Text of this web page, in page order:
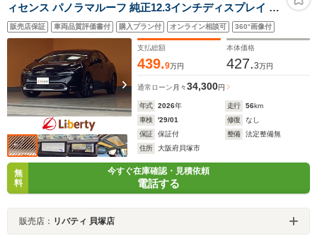
ィセンス パノラマルーフ 純正12.3インチディスプレイ パ
ノラミックビューモニター ETC2.0 パーキングアシスト
デジタルインナーミラー パワーバックドア LEDヘッドラ
販売店保証 車両品質評価書付 購入プラン付 オンライン相談可 360°画像付
支払総額
439.9万円
本体価格
427.3万円
通常ローン 月々34,300円
年式 2026年 走行 56km
車検
'29/01 修復
なし
保証
保証付 整備
法定整備無
住所
大阪府貝塚市
無
料
今すぐ在庫確認・見積依頼
電話する
販売店： リバティ 貝塚店